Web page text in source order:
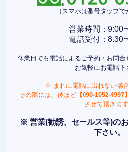
（スマホは番号タップで
営業時間：9:00
電話受付：8:30
休業日でも電話によるご予約・お問合
お気軽にお電話下
※ まれに電話に出れない場
その際には、後ほど【090-1052-4997】
させて頂きます
※ 営業(勧誘、セールス等)の
下さい。